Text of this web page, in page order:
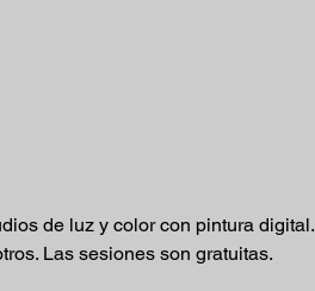
de luz y color con pintura digital.
Las sesiones son gratuitas.